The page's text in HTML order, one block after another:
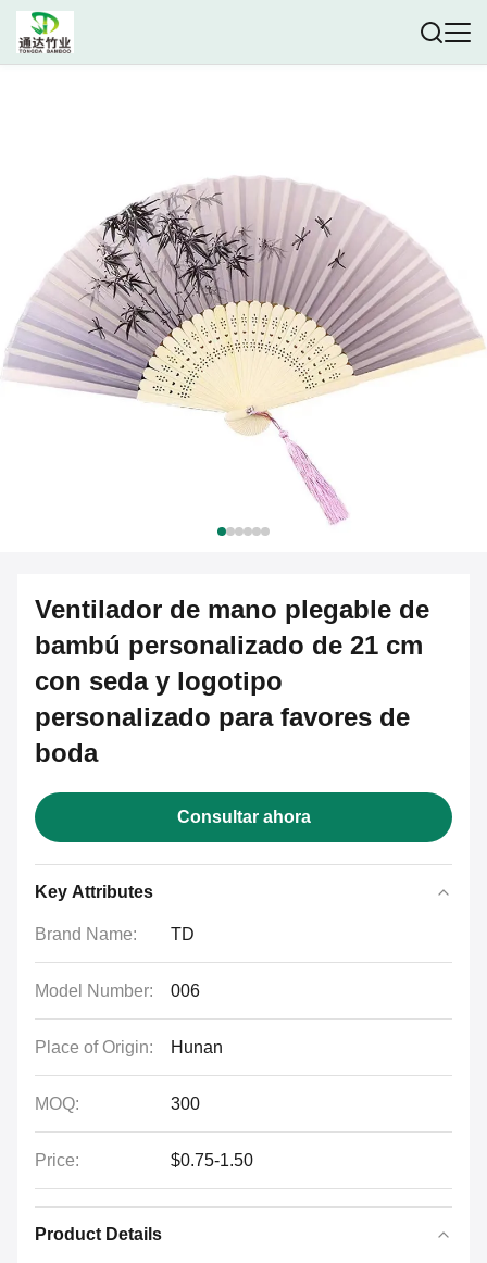
Ventilador de mano plegable de
bambú personalizado de 21 cm
con seda y logotipo
personalizado para favores de
boda
Consultar ahora
Key Attributes
Brand Name: TD
Model Number: 006
Place of Origin: Hunan
MOQ: 300
Price: $0.75-1.50
Product Details